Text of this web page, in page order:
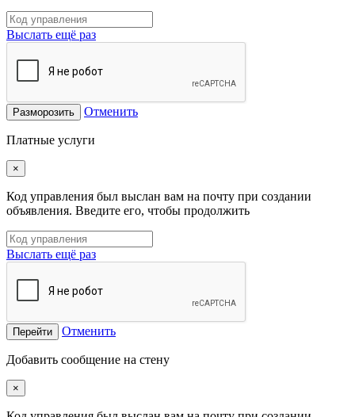
Выслать ещё раз
Разморозить Отменить
Платные услуги
×
Код управления был выслан вам на почту при создании
объявления. Введите его, чтобы продолжить
Выслать ещё раз
Перейти Отменить
Добавить сообщение на стену
×